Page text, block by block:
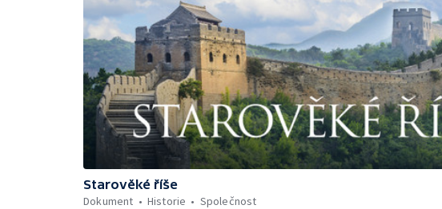
Starověké říše
Dokument
Historie Společnost